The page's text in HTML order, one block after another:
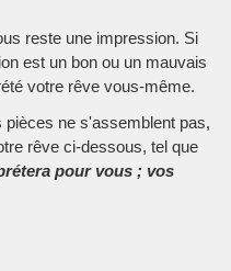
reste une impression. Si
est un bon ou un mauvais
votre rêve vous-même.
ne s'assemblent pas,
rêve ci-dessous, tel que
pour vous ; vos